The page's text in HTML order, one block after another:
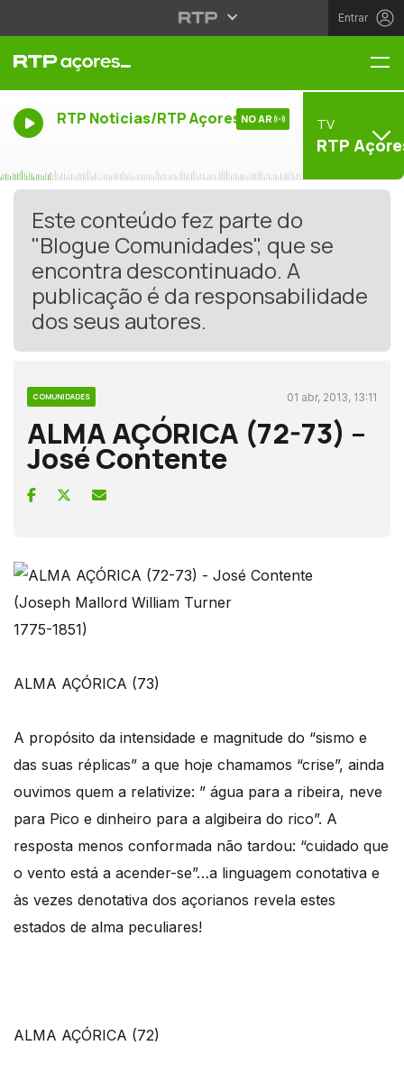
Entrar
RTP Noticias/RTP Açores NO AR TV
RTP
Este conteúdo fez parte do
"Blogue Comunidades", que se
encontra descontinuado. A
publicação é da responsabilidade
dos seus autores.
COMUNIDADES 01 abr, 2013, 13:11
ALMA AÇÓRICA (72-73) –
José Contente
(Joseph Mallord William Turner
1775-1851)
ALMA AÇÓRICA (73)
A propósito da intensidade e magnitude do “sismo e
das suas réplicas” a que hoje chamamos “crise”, ainda
ouvimos quem a relativize: ” água para a ribeira, neve
para Pico e dinheiro para a algibeira do rico”. A
resposta menos conformada não tardou: “cuidado que
o vento está a acender-se”…a linguagem conotativa e
às vezes denotativa dos açorianos revela estes
estados de alma peculiares!
ALMA AÇÓRICA (72)